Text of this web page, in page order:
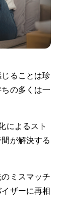
ることは珍
の多くは一
によるスト
が解決する
ミスマッチ
ザーに再相